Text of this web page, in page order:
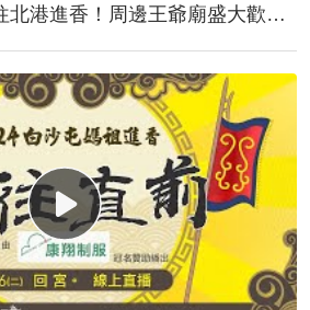
北港進香！周邊王爺廟盛大歡